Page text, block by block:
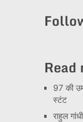
Read
97 की
स्टंट
राहुल